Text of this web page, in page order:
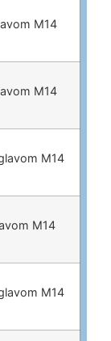
M14
M14
M14
M14
M14